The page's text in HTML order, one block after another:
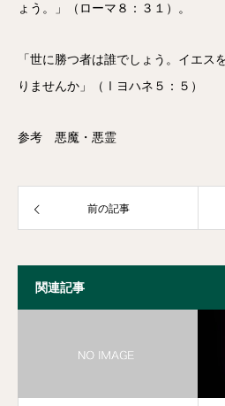
ょう。」（ローマ８：３１）。
「世に勝つ者は誰でしょう。イエス
りませんか」（Ⅰヨハネ５：５）
参考 悪魔・悪霊
前の記事
関連記事